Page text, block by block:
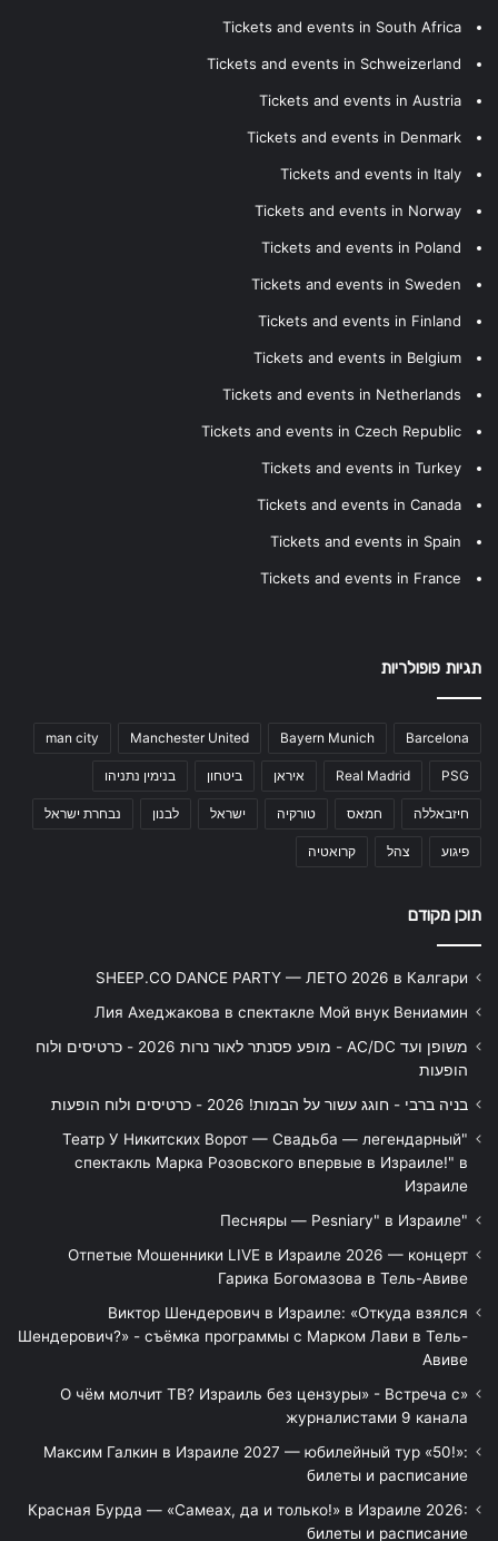
Tickets and events in South Africa
Tickets and events in Schweizerland
Tickets and events in Austria
Tickets and events in Denmark
Tickets and events in Italy
Tickets and events in Norway
Tickets and events in Poland
Tickets and events in Sweden
Tickets and events in Finland
Tickets and events in Belgium
Tickets and events in Netherlands
Tickets and events in Czech Republic
Tickets and events in Turkey
Tickets and events in Canada
Tickets and events in Spain
Tickets and events in France
תגיות פופולריות
Barcelona
Bayern Munich
Manchester United
man city
PSG
Real Madrid איראן ביטחון בנימין נתניהו
חיזבאללה חמאס טורקיה ישראל לבנון נבחרת ישראל
פיגוע צהל קרואטיה
תוכן מקודם
SHEEP.CO DANCE PARTY — ЛЕТО 2026 в Калгари
Лия Ахеджакова в спектакле Мой внук Вениамин
משופן ועד AC/DC - מופע פסנתר לאור נרות 2026 - כרטיסים ולוח
הופעות
בניה ברבי - חוגג עשור על הבמות! 2026 - כרטיסים ולוח הופעות
"Театр У Никитских Ворот — Свадьба — легендарный
спектакль Марка Розовского впервые в Израиле!" в
Израиле
"Песняры — Pesniary" в Израиле
Отпетые Мошенники LIVE в Израиле 2026 — концерт
Гарика Богомазова в Тель-Авиве
Виктор Шендерович в Израиле: «Откуда взялся
Шендерович?» - съёмка программы с Марком Лави в Тель-
Авиве
«О чём молчит ТВ? Израиль без цензуры» - Встреча с
журналистами 9 канала
Максим Галкин в Израиле 2027 — юбилейный тур «50!»:
билеты и расписание
Красная Бурда — «Самеах, да и только!» в Израиле 2026:
билеты и расписание